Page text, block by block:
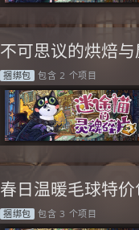
不可思议的烘焙
捆绑包 包含 2 个项目
春日温暖毛球特价
捆绑包 包含 3 个项目